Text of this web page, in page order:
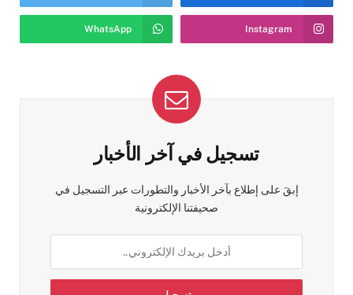
Instagram
WhatsApp
تسجيل في آخر الأخبار
إبقَ على إطلاع بآخر الأخبار والتطورات عبر التسجيل في
صحيفتنا الإلكترونية